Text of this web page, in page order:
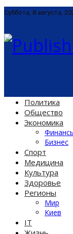
Суббота, 8 августа,
Политика
Общество
Экономика
Бизнес
Спорт
Медицина
Культура
Здоровье
Регионы
Мир
Киев
IT